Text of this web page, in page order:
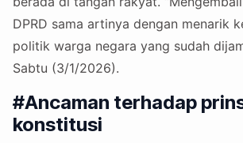
DPRD sama artinya dengan menarik
politik warga negara yang sudah
Sabtu (3/1/2026).
#Ancaman terhadap
konstitusi